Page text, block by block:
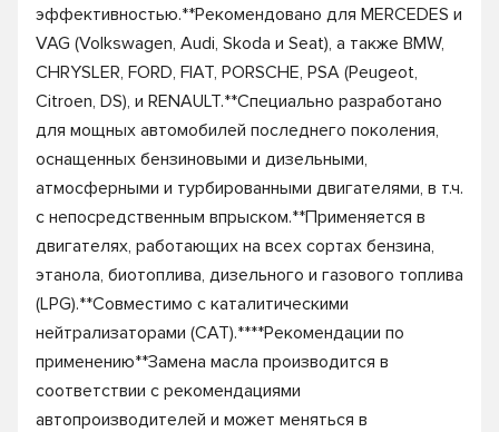
эффективностью.**Рекомендовано для MERCEDES и
VAG (Volkswagen, Audi, Skoda и Seat), а также BMW,
CHRYSLER, FORD, FIAT, PORSCHE, PSA (Peugeot,
Citroen, DS), и RENAULT.**Специально разработано
для мощных автомобилей последнего поколения,
оснащенных бензиновыми и дизельными,
атмосферными и турбированными двигателями, в т.ч.
с непосредственным впрыском.**Применяется в
двигателях, работающих на всех сортах бензина,
этанола, биотоплива, дизельного и газового топлива
(LPG).**Совместимо с каталитическими
нейтрализаторами (CAT).****Рекомендации по
применению**Замена масла производится в
соответствии с рекомендациями
автопроизводителей и может меняться в